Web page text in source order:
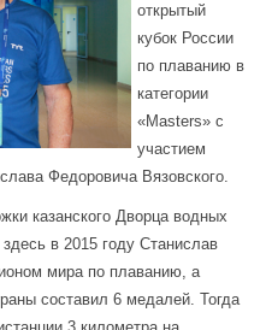
открытый
кубок России
по плаванию в
категории
«Masters» с
участием
Федоровича Вязовского.
казанского Дворца водных
в 2015 году Станислав
мира по плаванию, а
составил 6 медалей. Тогда